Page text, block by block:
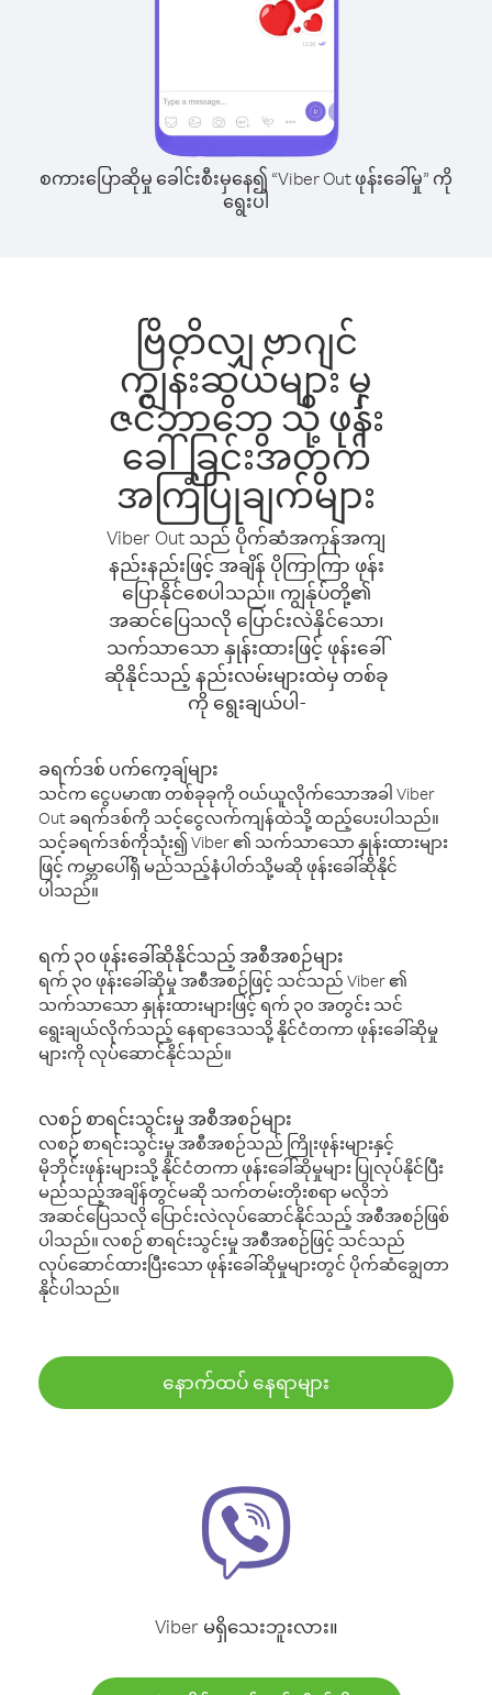
စကားပြောဆိုမှု ခေါင်းစီးမှနေ၍ “Viber Out ဖုန်းခေါ်မှု” ကို
ရွေးပါ
ဗြိတိလျှ ဗာဂျင်
ကျွန်းဆွယ်များ မှ
ဇင်ဘာဘွေ သို့ ဖုန်း
ခေါ်ခြင်းအတွက်
အကြံပြုချက်များ
Viber Out သည် ပိုက်ဆံအကုန်အကျ
နည်းနည်းဖြင့် အချိန် ပိုကြာကြာ ဖုန်း
ပြောနိုင်စေပါသည်။ ကျွန်ုပ်တို့၏
အဆင်ပြေသလို ပြောင်းလဲနိုင်သော၊
သက်သာသော နှုန်းထားဖြင့် ဖုန်းခေါ်
ဆိုနိုင်သည့် နည်းလမ်းများထဲမှ တစ်ခု
ကို ရွေးချယ်ပါ-
ခရက်ဒစ် ပက်ကေ့ချ်များ
သင်က ငွေပမာဏ တစ်ခုခုကို ဝယ်ယူလိုက်သောအခါ Viber
Out ခရက်ဒစ်ကို သင့်ငွေလက်ကျန်ထဲသို့ ထည့်ပေးပါသည်။
သင့်ခရက်ဒစ်ကိုသုံး၍ Viber ၏ သက်သာသော နှုန်းထားများ
ဖြင့် ကမ္ဘာပေါ်ရှိ မည်သည့်နံပါတ်သို့မဆို ဖုန်းခေါ်ဆိုနိုင်
ပါသည်။
ရက် ၃၀ ဖုန်းခေါ်ဆိုနိုင်သည့် အစီအစဉ်များ
ရက် ၃၀ ဖုန်းခေါ်ဆိုမှု အစီအစဉ်ဖြင့် သင်သည် Viber ၏
သက်သာသော နှုန်းထားများဖြင့် ရက် ၃၀ အတွင်း သင်
ရွေးချယ်လိုက်သည့် နေရာဒေသသို့ နိုင်ငံတကာ ဖုန်းခေါ်ဆိုမှု
များကို လုပ်ဆောင်နိုင်သည်။
လစဉ် စာရင်းသွင်းမှု အစီအစဉ်များ
လစဉ် စာရင်းသွင်းမှု အစီအစဉ်သည် ကြိုးဖုန်းများနှင့်
မိုဘိုင်းဖုန်းများသို့ နိုင်ငံတကာ ဖုန်းခေါ်ဆိုမှုများ ပြုလုပ်နိုင်ပြီး
မည်သည့်အချိန်တွင်မဆို သက်တမ်းတိုးစရာ မလိုဘဲ
အဆင်ပြေသလို ပြောင်းလဲလုပ်ဆောင်နိုင်သည့် အစီအစဉ်ဖြစ်
ပါသည်။ လစဉ် စာရင်းသွင်းမှု အစီအစဉ်ဖြင့် သင်သည်
လုပ်ဆောင်ထားပြီးသော ဖုန်းခေါ်ဆိုမှုများတွင် ပိုက်ဆံချွေတာ
နိုင်ပါသည်။
နောက်ထပ် နေရာများ
Viber မရှိသေးဘူးလား။